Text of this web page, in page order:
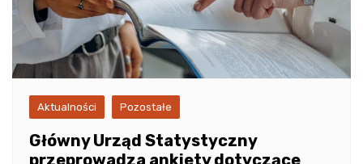
Aktualności Pozostałe
Główny Urząd Statystyczny
przeprowadza ankiety dotyczące